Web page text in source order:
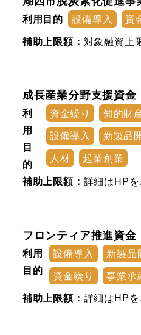
利用目的 設備導入
資
補助上限額： 対象融資上
成長産業分野支援資金
利
用
目
的
資金繰り 知的財
設備導入
新製品
人材
起業創業
補助上限額： 詳細はHPを
フロンティア推進資金
利用
目的
設備導入 新製品
資金繰り
事業承
補助上限額： 詳細はHPを